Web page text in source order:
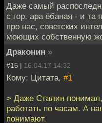
Даже самый
с гор, ара ёбаная - и та
про нас, советских
моющих собственную
Драконин »
#15 | 16.04.17 14:32
Кому: Цитата, #1
> Даже Сталин
работать по часам. А
понимают.